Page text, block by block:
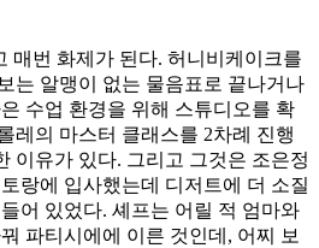
매번 화제가 된다. 허니비케이크를
는 알맹이 없는 물음표로 끝나거나
수업 환경을 위해 스튜디오를 확
레의 마스터 클래스를 2차례 진행
이유가 있다. 그리고 그것은 조은정
랑에 입사했는데 디저트에 더 소질
어 있었다. 셰프는 어릴 적 엄마와
파티시에에 이른 것인데, 어찌 보